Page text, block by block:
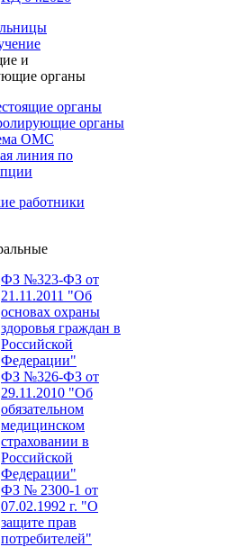
и
органы
органы
органы
ОМС
линия по
работники
ФЗ №323-ФЗ от
21.11.2011 "Об
основах охраны
здоровья граждан в
Российской
Федерации"
ФЗ №326-ФЗ от
29.11.2010 "Об
обязательном
медицинском
страховании в
Российской
Федерации"
ФЗ № 2300-1 от
07.02.1992 г. "О
защите прав
потребителей"